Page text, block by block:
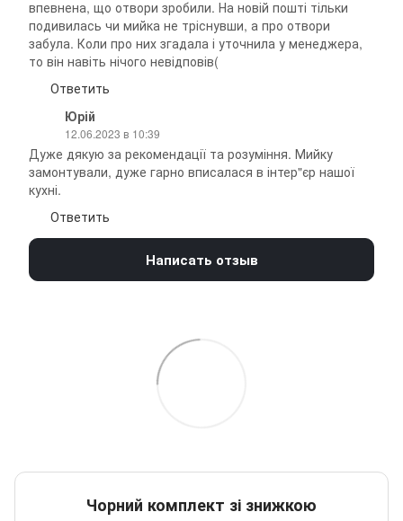
впевнена, що отвори зробили. На новій пошті тільки
подивилась чи мийка не тріснувши, а про отвори
забула. Коли про них згадала і уточнила у менеджера,
то він навіть нічого невідповів(
Ответить
Юрій
12.06.2023 в 10:39
Дуже дякую за рекомендації та розуміння. Мийку
замонтували, дуже гарно вписалася в інтер"єр нашої
кухні.
Ответить
Написать отзыв
Чорний комплект зі знижкою